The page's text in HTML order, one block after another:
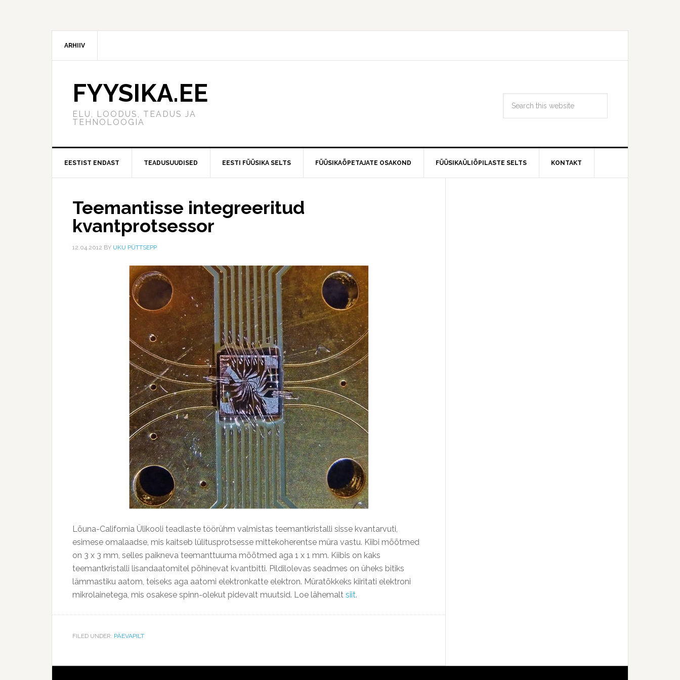
ARHIIV
FYYSIKA.EE
ELU, LOODUS, TEADUS JA
TEHNOLOOGIA
EESTIST ENDAST TEADUSUUDISED EESTI FÜÜSIKA SELTS FÜÜSIKAÕPETAJATE OSAKOND FÜÜSIKAÜLIÕPILASTE SELTS KONTAKT
Teemantisse integreeritud
kvantprotsessor
12.04.2012 BY UKU PÜTTSEPP
Lõuna-California Ülikooli teadlaste töörühm valmistas teemantkristalli sisse kvantarvuti,
esimese omalaadse, mis kaitseb lülitusprotsesse mittekoherentse müra vastu. Kiibi mõõtmed
on 3 x 3 mm, selles paikneva teemanttuuma mõõtmed aga 1 x 1 mm. Kiibis on kaks
teemantkristalli lisandaatomitel põhinevat kvantbitti. Pildilolevas seadmes on üheks bitiks
lämmastiku aatom, teiseks aga aatomi elektronkatte elektron. Müratõkkeks kiiritati elektroni
mikrolainetega, mis osakese spinn-olekut pidevalt muutsid. Loe lähemalt siit.
FILED UNDER: PÄEVAPILT